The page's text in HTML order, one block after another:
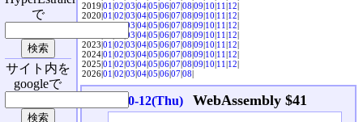
2019|01|02|03|04|05|06|07|08|09|10|11|12|
2020|01|02|03|04|05|06|07|08|09|10|11|12|
2021|01|02|03|04|05|06|07|08|09|10|11|12|
03|04|05|06|07|08|09|10|11|12|
2023|01|02|03|04|05|06|07|08|09|10|11|12|
2024|01|02|03|04|05|06|07|08|09|10|11|12|
2025|01|02|03|04|05|06|07|08|09|10|11|12|
2026|01|02|03|04|05|06|07|08|
2023-10-12(Thu) WebAssembly $41
で
サイト内を
googleで